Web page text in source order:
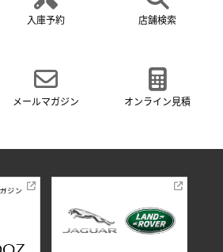
入庫予約 店舗検索
メールマガジン オンライン見積